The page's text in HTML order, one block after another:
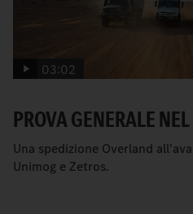
03:02
PROVA GENERALE
Una spedizione Overland
Unimog e Zetros.